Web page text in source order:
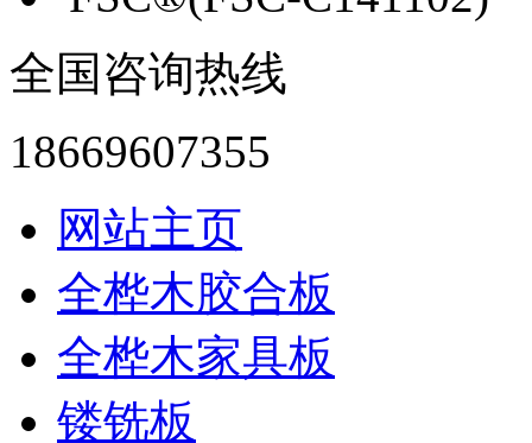
全国咨询热线
18669607355
网站主页
全桦木胶合板
全桦木家具板
镂铣板